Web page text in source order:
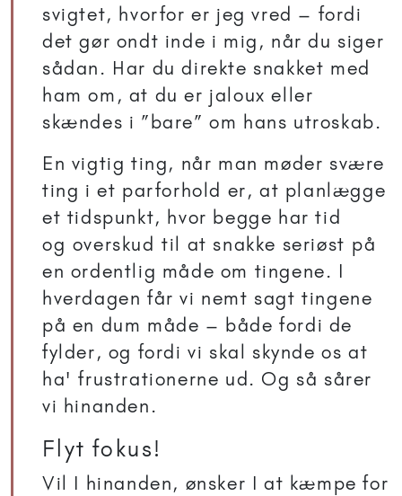
svigtet, hvorfor er jeg vred – fordi
det gør ondt inde i mig, når du siger
sådan. Har du direkte snakket med
ham om, at du er jaloux eller
skændes i ”bare” om hans utroskab.
En vigtig ting, når man møder svære
ting i et parforhold er, at planlægge
et tidspunkt, hvor begge har tid
og overskud til at snakke seriøst på
en ordentlig måde om tingene. I
hverdagen får vi nemt sagt tingene
på en dum måde – både fordi de
fylder, og fordi vi skal skynde os at
ha' frustrationerne ud. Og så sårer
vi hinanden.
Flyt fokus!
Vil I hinanden, ønsker I at kæmpe for